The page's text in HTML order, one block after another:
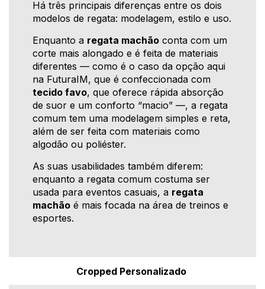
Há três principais diferenças entre os dois
modelos de regata: modelagem, estilo e uso.
Enquanto a regata machão conta com um
corte mais alongado e é feita de materiais
diferentes — como é o caso da opção aqui
na FuturaIM, que é confeccionada com
tecido favo, que oferece rápida absorção
de suor e um conforto “macio” —, a regata
comum tem uma modelagem simples e reta,
além de ser feita com materiais como
algodão ou poliéster.
As suas usabilidades também diferem:
enquanto a regata comum costuma ser
usada para eventos casuais, a regata
machão é mais focada na área de treinos e
esportes.
Cropped Personalizado